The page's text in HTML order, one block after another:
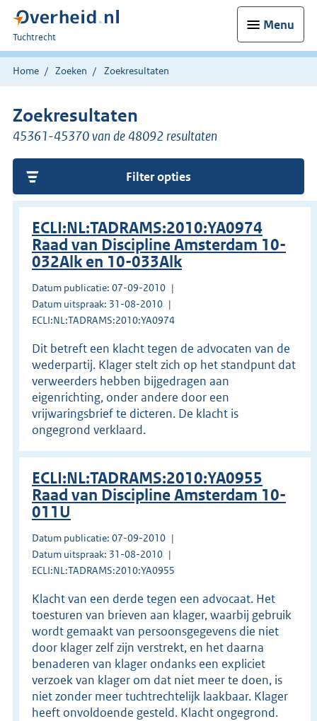
Menu
U
bent
hier:
Tuchtrecht
Home Zoeken Zoekresultaten
Zoekresultaten
45361-45370 van de 48092 resultaten
Filter opties
ECLI:NL:TADRAMS:2010:YA0974
Raad van Discipline Amsterdam 10-
032Alk en 10-033Alk
Datum publicatie: 07-09-2010
Datum uitspraak: 31-08-2010
ECLI:NL:TADRAMS:2010:YA0974
Dit betreft een klacht tegen de advocaten van de
wederpartij. Klager stelt zich op het standpunt dat
verweerders hebben bijgedragen aan
eigenrichting, onder andere door een
vrijwaringsbrief te dicteren. De klacht is
ongegrond verklaard.
ECLI:NL:TADRAMS:2010:YA0955
Raad van Discipline Amsterdam 10-
011U
Datum publicatie: 07-09-2010
Datum uitspraak: 31-08-2010
ECLI:NL:TADRAMS:2010:YA0955
Klacht van een derde tegen een advocaat. Het
toesturen van brieven aan klager, waarbij gebruik
wordt gemaakt van persoonsgegevens die niet
door klager zelf zijn verstrekt, en het daarna
benaderen van klager ondanks een expliciet
verzoek van klager om dat niet meer te doen, is
niet zonder meer tuchtrechtelijk laakbaar. Klager
heeft onvoldoende gesteld. Klacht ongegrond.